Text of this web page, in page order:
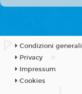
Condizioni generali
Privacy
Impressum
Cookies